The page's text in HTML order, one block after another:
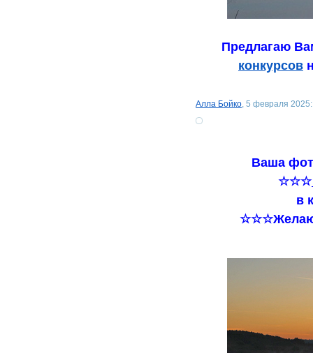
Предлагаю
конкурсов
Алла Бойко, 5 февраля 2025:
Ваша
☆☆☆
в
☆☆☆Желаю